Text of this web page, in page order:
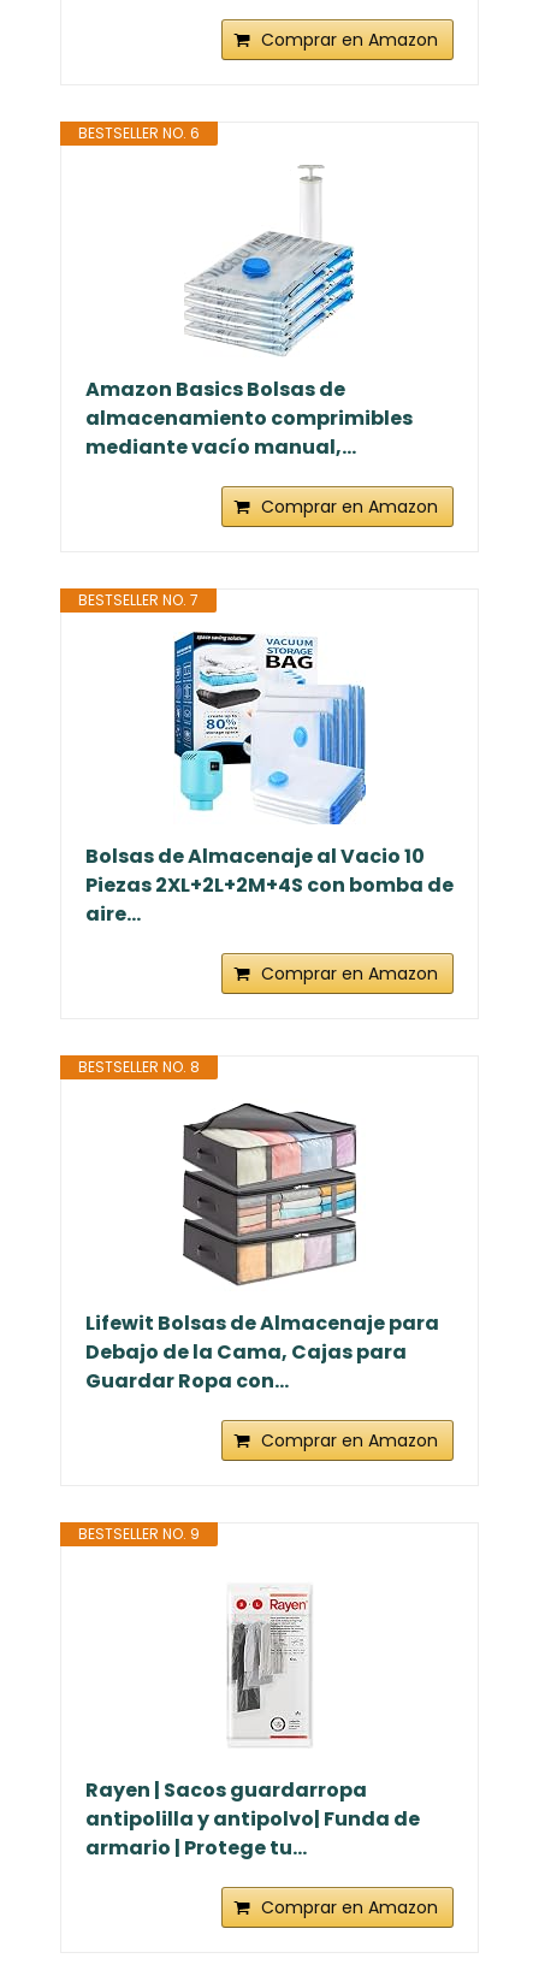
Comprar en Amazon
BESTSELLER NO. 6
Amazon Basics Bolsas de
almacenamiento comprimibles
mediante vacío manual,...
Comprar en Amazon
BESTSELLER NO. 7
Bolsas de Almacenaje al Vacio 10
Piezas 2XL+2L+2M+4S con bomba de
aire...
Comprar en Amazon
BESTSELLER NO. 8
Lifewit Bolsas de Almacenaje para
Debajo de la Cama, Cajas para
Guardar Ropa con...
Comprar en Amazon
BESTSELLER NO. 9
Rayen | Sacos guardarropa
antipolilla y antipolvo| Funda de
armario | Protege tu...
Comprar en Amazon